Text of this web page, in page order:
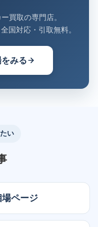
買取の専門店。
国対応・引取無料。
みる
い
ページ